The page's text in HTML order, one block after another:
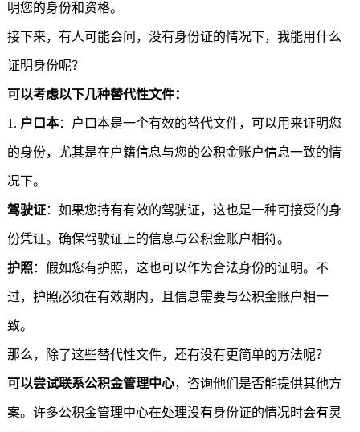
明您的身份和资格。
接下来，有人可能会问，没有身份证的情况下，我能用什么
证明身份呢？
可以考虑以下几种替代性文件：
1. 户口本：户口本是一个有效的替代文件，可以用来证明您
的身份，尤其是在户籍信息与您的公积金账户信息一致的情
况下。
驾驶证：如果您持有有效的驾驶证，这也是一种可接受的身
份凭证。确保驾驶证上的信息与公积金账户相符。
护照：假如您有护照，这也可以作为合法身份的证明。不
过，护照必须在有效期内，且信息需要与公积金账户相一
致。
那么，除了这些替代性文件，还有没有更简单的方法呢？
可以尝试联系公积金管理中心，咨询他们是否能提供其他方
案。许多公积金管理中心在处理没有身份证的情况时会有灵